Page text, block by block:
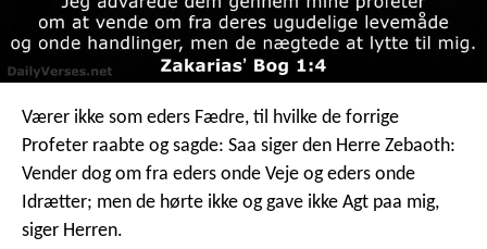
Værer ikke som eders Fædre, til hvilke de forrige
Profeter raabte og sagde: Saa siger den Herre Zebaoth:
Vender dog om fra eders onde Veje og eders onde
Idrætter; men de hørte ikke og gave ikke Agt paa mig,
siger Herren.